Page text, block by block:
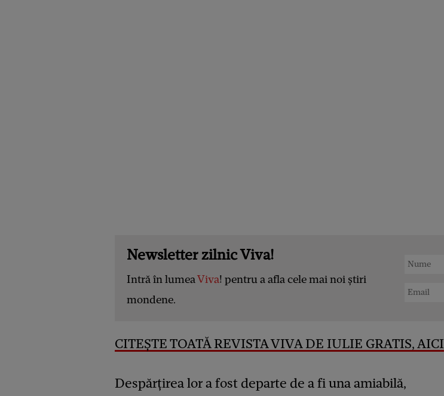
Newsletter zilnic Viva!
Intră în lumeaViva! pentru a afla cele mai noi știri
mondene.
CITEȘTE TOATĂ REVISTA VIVA DE IULIE GRATIS, AICI
Despărțirea lor a fost departe de a fi una amiabilă,